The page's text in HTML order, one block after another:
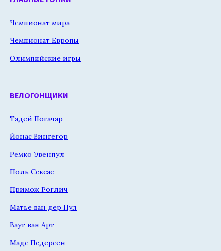
Чемпионат мира
Чемпионат Европы
Олимпийские игры
ВЕЛОГОНЩИКИ
Тадей Погачар
Йонас Вингегор
Ремко Эвенпул
Поль Сексас
Примож Роглич
Матье ван дер Пул
Ваут ван Арт
Мадс Педерсен